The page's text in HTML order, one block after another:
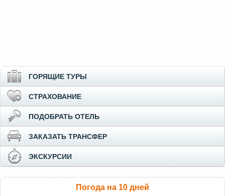
ГОРЯЩИЕ ТУРЫ
СТРАХОВАНИЕ
ПОДОБРАТЬ ОТЕЛЬ
ЗАКАЗАТЬ ТРАНСФЕР
ЭКСКУРСИИ
Погода на 10 дней